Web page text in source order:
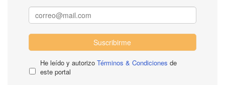
Suscribirme
He leído y autorizo Términos & Condiciones de
este portal